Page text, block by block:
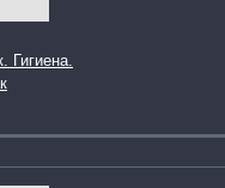
Гигиена.